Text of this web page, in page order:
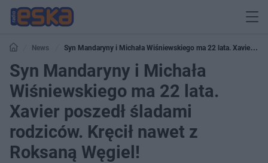
News
Syn Mandaryny i Michała Wiśniewskiego ma 22 lata. Xavier
poszedł śladami rodziców. Kręcił nawet z Roksaną Węgiel!
Syn Mandaryny i Michała
Wiśniewskiego ma 22 lata.
Xavier poszedł śladami
rodziców. Kręcił nawet z
Roksaną Węgiel!